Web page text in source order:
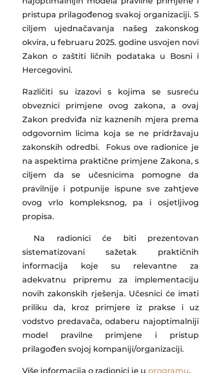
pristupa prilagođenog svakoj organizaciji. S
ciljem ujednačavanja našeg zakonskog
okvira, u februaru 2025. godine usvojen novi
Zakon o zaštiti ličnih podataka u Bosni i
Hercegovini.
Različiti su izazovi s kojima se susreću
obveznici primjene ovog zakona, a ovaj
Zakon predviđa niz kaznenih mjera prema
odgovornim licima koja se ne pridržavaju
zakonskih odredbi. Fokus ove radionice je
na aspektima praktične primjene Zakona, s
ciljem da se učesnicima pomogne da
pravilnije i potpunije ispune sve zahtjeve
ovog vrlo kompleksnog, pa i osjetljivog
propisa.
Na radionici će biti prezentovan
sistematizovani sažetak praktičnih
informacija koje su relevantne za
adekvatnu pripremu za implementaciju
novih zakonskih rješenja. Učesnici će imati
priliku da, kroz primjere iz prakse i uz
vodstvo predavača, odaberu najoptimalniji
model pravilne primjene i pristup
prilagođen svojoj kompaniji/organizaciji.
Više informacija o radionici je u programu.